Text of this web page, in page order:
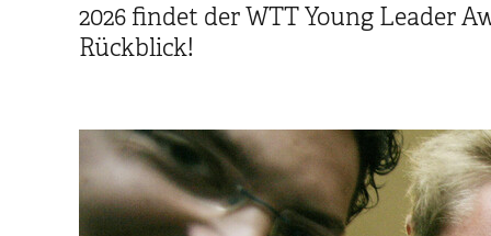
2026 findet der WTT Young Leader
Rückblick!